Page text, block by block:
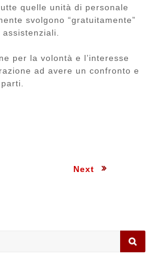
quelle unità di personale
svolgono “gratuitamente”
per la volontà e l’interesse
ad avere un confronto e
Next: